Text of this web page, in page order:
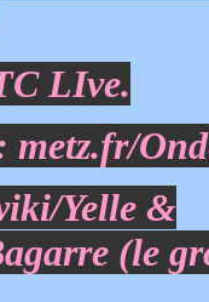
LIve.
metz.fr/
Yelle &
(le